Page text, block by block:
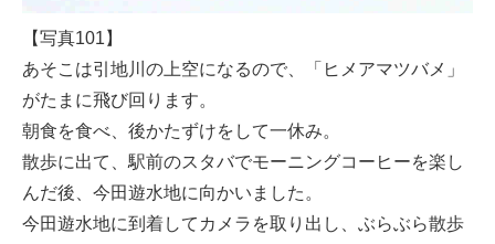
【写真101】
あそこは引地川の上空になるので、「ヒメアマツバメ」
がたまに飛び回ります。
朝食を食べ、後かたずけをして一休み。
散歩に出て、駅前のスタバでモーニングコーヒーを楽し
んだ後、今田遊水地に向かいました。
今田遊水地に到着してカメラを取り出し、ぶらぶら散歩